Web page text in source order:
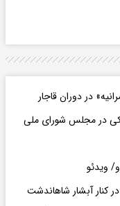
در دوران قاجار
در مجلس شورای ملی
ویدئو
کنار آبشار شاهاندشت